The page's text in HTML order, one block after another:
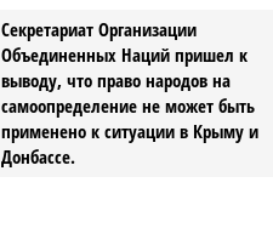
Секретариат Организации
Объединенных Наций пришел к
выводу, что право народов на
самоопределение не может быть
применено к ситуации в Крыму и
Донбассе.